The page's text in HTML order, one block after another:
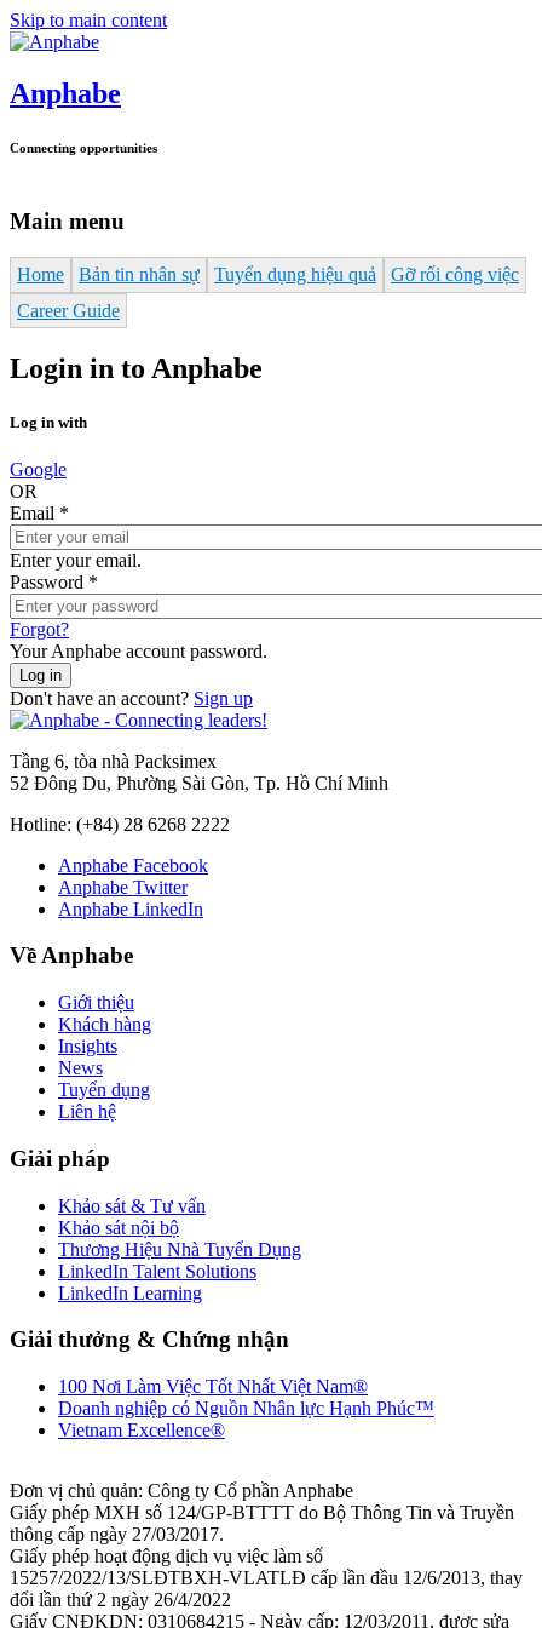
Skip to main content
Anphabe
Connecting opportunities
Main menu
Home Bản tin nhân sự Tuyển dụng hiệu quả
Gỡ rối công việc
Career Guide
Login in to Anphabe
Log in with
Google
OR
Email *
Enter your email.
Password *
Forgot?
Your Anphabe account password.
Don't have an account? Sign up
Tầng 6, tòa nhà Packsimex
52 Đông Du, Phường Sài Gòn, Tp. Hồ Chí Minh
Hotline: (+84) 28 6268 2222
Anphabe Facebook
Anphabe Twitter
Anphabe LinkedIn
Về Anphabe
Giới thiệu
Khách hàng
Insights
News
Tuyển dụng
Liên hệ
Giải pháp
Khảo sát & Tư vấn
Khảo sát nội bộ
Thương Hiệu Nhà Tuyển Dụng
LinkedIn Talent Solutions
LinkedIn Learning
Giải thưởng & Chứng nhận
100 Nơi Làm Việc Tốt Nhất Việt Nam®
Doanh nghiệp có Nguồn Nhân lực Hạnh Phúc™
Vietnam Excellence®
Đơn vị chủ quản: Công ty Cổ phần Anphabe
Giấy phép MXH số 124/GP-BTTTT do Bộ Thông Tin và Truyền
thông cấp ngày 27/03/2017.
Giấy phép hoạt động dịch vụ việc làm số
15257/2022/13/SLĐTBXH-VLATLĐ cấp lần đầu 12/6/2013, thay
đổi lần thứ 2 ngày 26/4/2022
Giấy CNĐKDN: 0310684215 - Ngày cấp: 12/03/2011, được sửa